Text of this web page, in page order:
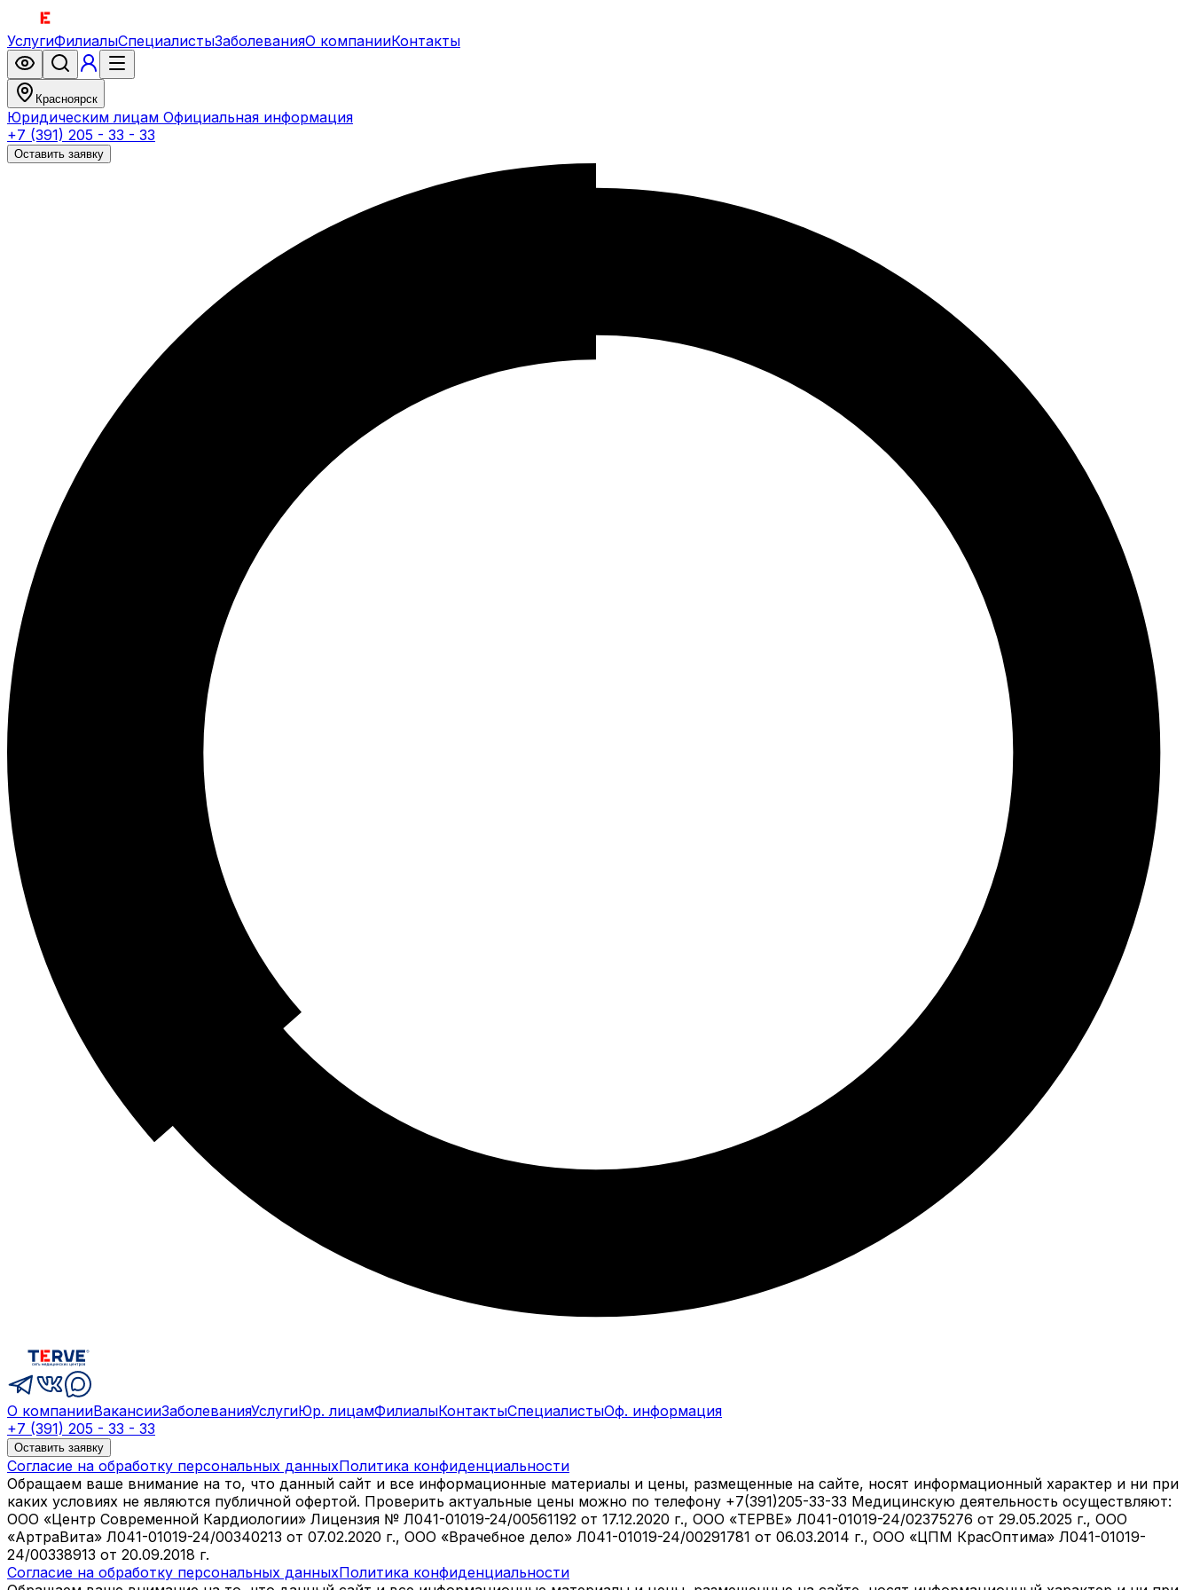
УслугиФилиалыСпециалистыЗаболеванияО компанииКонтакты
Красноярск
Юридическим лицам Официальная информация
+7 (391) 205 - 33 - 33
Оставить заявку
О компанииВакансииЗаболеванияУслугиЮр. лицамФилиалыКонтактыСпециалистыОф. информация
+7 (391) 205 - 33 - 33
Оставить заявку
Согласие на обработку персональных данныхПолитика конфиденциальности
Обращаем ваше внимание на то, что данный сайт и все информационные материалы и цены, размещенные на сайте, носят информационный характер и ни при
каких условиях не являются публичной офертой. Проверить актуальные цены можно по телефону +7(391)205-33-33 Медицинскую деятельность осуществляют:
ООО «Центр Современной Кардиологии» Лицензия № Л041-01019-24/00561192 от 17.12.2020 г., ООО «ТЕРВЕ» Л041-01019-24/02375276 от 29.05.2025 г., ООО
«АртраВита» Л041-01019-24/00340213 от 07.02.2020 г., ООО «Врачебное дело» Л041-01019-24/00291781 от 06.03.2014 г., ООО «ЦПМ КрасОптима» Л041-01019-
24/00338913 от 20.09.2018 г.
Согласие на обработку персональных данныхПолитика конфиденциальности